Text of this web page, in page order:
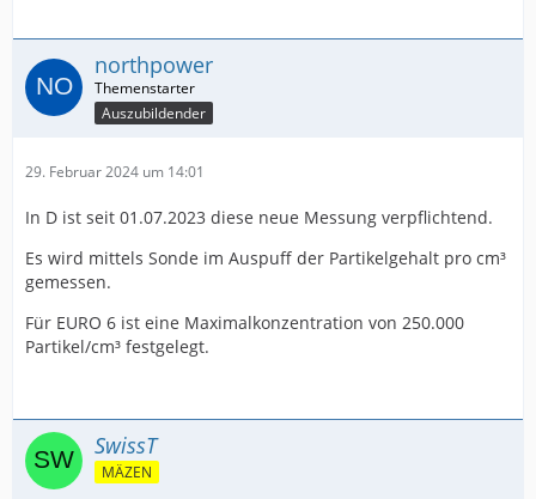
northpower
Auszubildender
29. Februar 2024 um 14:01
In D ist seit 01.07.2023 diese neue Messung verpflichtend.
Es wird mittels Sonde im Auspuff der Partikelgehalt pro cm³
gemessen.
Für EURO 6 ist eine Maximalkonzentration von 250.000
Partikel/cm³ festgelegt.
SwissT
MÄZEN